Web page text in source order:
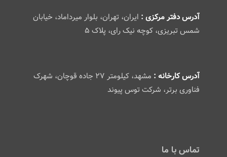
آدرس دفتر مرکزی : ایران، تهران، بلوار میرداماد، خیابان
شمس تبریزی، کوچه نیک رای، پلاک ۵
آدرس کارخانه :
مشهد، کیلومتر ۲۷ جاده قوچان، شهرک
فناوری برتر، شرکت توس پیوند
تماس با ما